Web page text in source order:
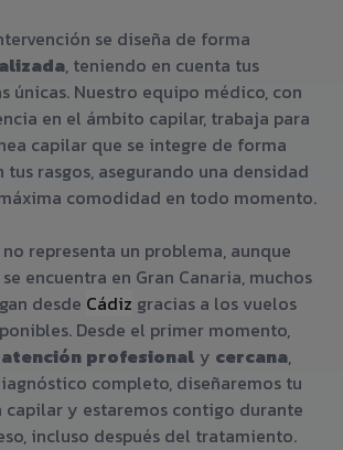
se diseña de forma
, teniendo en cuenta tus
únicas. Nuestro equipo médico, con
en el ámbito capilar, trabaja para
capilar que se integre de forma
rasgos, asegurando una densidad
comodidad en todo momento.
representa un problema, aunque
encuentra en Gran Canaria, muchos
desde Cádiz gracias a los vuelos
Desde el primer momento,
atención profesional y cercana,
completo, diseñaremos tu
capilar y estaremos contigo durante
incluso después del tratamiento.